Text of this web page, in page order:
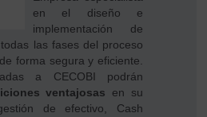
en el diseño e
implementación de
las fases del proceso
forma segura y eficiente.
a CECOBI podrán
ventajosas en su
de efectivo, Cash